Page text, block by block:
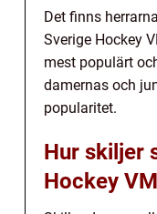
Det finns
Sverige Hockey
mest populärt
damernas och
popularitet.
Hur skiljer
Hockey